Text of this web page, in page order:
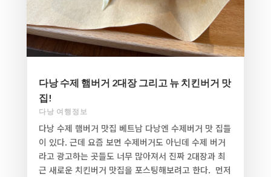
다낭 수제 햄버거 2대장 그리고 뉴 치킨버거 맛
집!
다낭 여행정보
다낭 수제 햄버거 맛집 베트남 다낭엔 수제버거 맛 집들
이 있다. 근데 요즘 보면 수제버거도 아닌데 수제 버거
라고 광고하는 곳들도 너무 많아져서 진짜 2대장과 최
근 새로운 치킨버거 맛집을 포스팅해보려고 한다. ​ 먼저